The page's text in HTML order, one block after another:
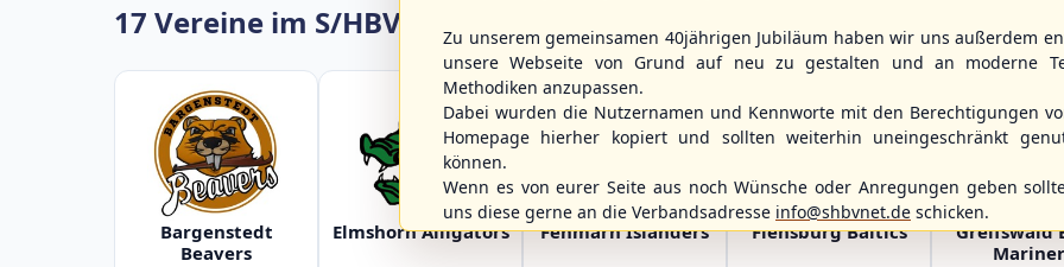
17 Vereine im S/HBV
Bargenstedt
Beavers
Elmshorn Alligators Fehmarn Islanders Flensburg Baltics
Greifswald
Zu unserem gemeinsamen 40jährigen Jubiläum haben wir uns außerdem
unsere Webseite von Grund auf neu zu gestalten und an moderne
Methodiken anzupassen.
Dabei wurden die Nutzernamen und Kennworte mit den Berechtigungen
Homepage hierher kopiert und sollten weiterhin uneingeschränkt
können.
Wenn es von eurer Seite aus noch Wünsche oder Anregungen geben
uns diese gerne an die Verbandsadresse info@shbvnet.de schicken.